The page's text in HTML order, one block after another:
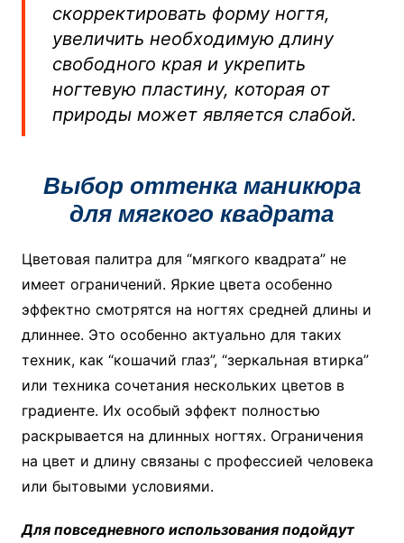
скорректировать форму ногтя,
увеличить необходимую длину
свободного края и укрепить
ногтевую пластину, которая от
природы может является слабой.
Выбор оттенка маникюра
для мягкого квадрата
Цветовая палитра для “мягкого квадрата” не
имеет ограничений. Яркие цвета особенно
эффектно смотрятся на ногтях средней длины и
длиннее. Это особенно актуально для таких
техник, как “кошачий глаз”, “зеркальная втирка”
или техника сочетания нескольких цветов в
градиенте. Их особый эффект полностью
раскрывается на длинных ногтях. Ограничения
на цвет и длину связаны с профессией человека
или бытовыми условиями.
Для повседневного использования подойдут